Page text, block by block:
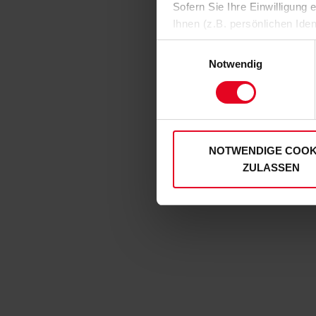
Sofern Sie Ihre Einwilligung
Ihnen (z.B. persönlichen
zulassen“-Button stimmen
personenbezogenen Daten
Soweit Sie „Notwendige
Notwendig
NOTWENDIGE
ZULASSEN